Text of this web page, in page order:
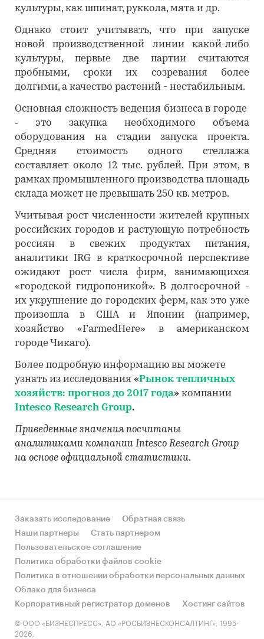
культуры, как шпинат, руккола, мята и др.
Однако стоит учитывать, что при запуске
новой производственной линии какой-либо
культуры, первые две партии считаются
пробными, сроки их созревания более
долгими, а качество растений - нестабильным.
Основная сложность ведения бизнеса в городе
‑ это закупка необходимого объема
оборудования на стадии запуска проекта.
Средняя стоимость одного стеллажа
составляет около 12 тыс. рублей. При этом, в
рамках промышленного производства площадь
склада может не превышать 250 кв. метров.
Учитывая рост численности жителей крупных
российских городов и растующую потребность
россиян в свежих продуктах питания,
аналитики IRG в краткосрочной перспективе
ожидают рост числа фирм, занимающихся
«городской гидропоникой». В долгосрочной -
их укрупнение до городских ферм, как это уже
произошла в США и Японии (например,
хозяйство «FarmedHere» в американском
городе Чикаго).
Более подробную информацию вы можете
узнать из исследования «Рынок тепличных
хозяйств: прогноз до 2017 года» компании
Intesco Research Group.
Приведенные значения посчитаны
аналитиками компании Intesco Research Group
на основе официальной статистики.
Заказать исследование
Обратная связь
Наши партнеры
Стать партнером
Пользовательское соглашение
Политика обработки файлов cookie
Политика в отношении обработки персональных данных
Облако для бизнеса
Корпоративный регистратор доменов
Хостинг сайтов
© ООО «БИЗНЕСПРЕСС», АО «РОСБИЗНЕСКОНСАЛТИНГ», 1995-
2026.